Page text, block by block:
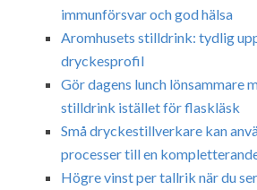
immunförsvar och god hälsa
Aromhusets stilldrink: tydlig
dryckesprofil
Gör dagens lunch lönsammare
stilldrink istället för flaskläsk
Små dryckestillverkare kan
processer till en
Högre vinst per tallrik när du